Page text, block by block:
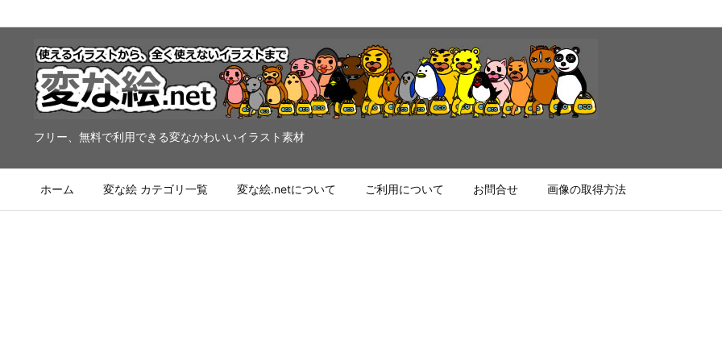
フリー、無料で利用できる変なかわいいイラスト素材
ホーム 変な絵 カテゴリ一覧 変な絵.netについて ご利用について お問合せ 画像の取得方法